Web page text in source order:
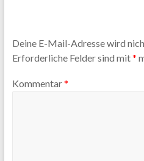
Deine E-Mail-Adresse wird
Erforderliche Felder sind mit*
Kommentar*